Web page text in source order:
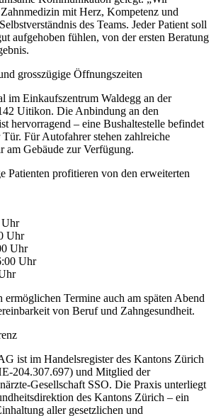
mit Herz, Kompetenz und
des Teams. Jeder Patient soll
aufgehoben fühlen, von der ersten Beratung
grosszügige Öffnungszeiten
im Einkaufszentrum Waldegg an der
Uitikon. Die Anbindung an den
hervorragend – eine Bushaltestelle befindet
Für Autofahrer stehen zahlreiche
am Gebäude zur Verfügung.
Patienten profitieren von den erweiterten
Uhr
Uhr
Uhr
Uhr
Termine auch am späten Abend
von Beruf und Zahngesundheit.
ist im Handelsregister des Kantons Zürich
204.307.697) und Mitglied der
Gesellschaft SSO. Die Praxis unterliegt
des Kantons Zürich – ein
aller gesetzlichen und